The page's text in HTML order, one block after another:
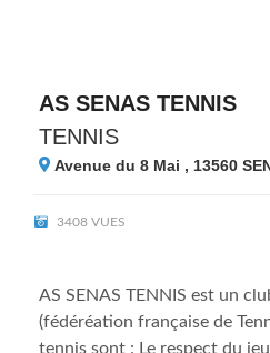
AS SENAS TENNIS
TENNIS
Avenue du 8 Mai , 13560
3408 VUES
AS SENAS TENNIS est un
(fédéréation française de
tennis sont : Le respect du